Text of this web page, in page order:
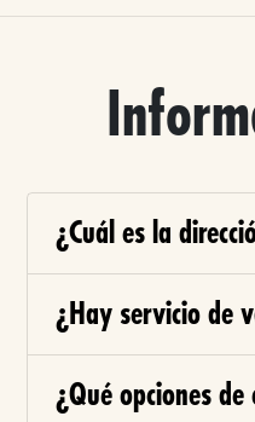
¿Cuál es la
¿Hay servicio de
¿Qué opciones